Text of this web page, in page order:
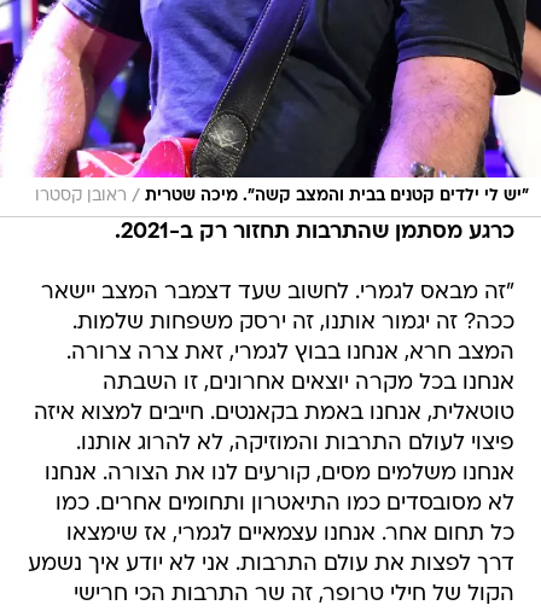
"יש לי ילדים קטנים בבית והמצב קשה". מיכה שטרית / ראובן קסטרו
כרגע מסתמן שהתרבות תחזור רק ב-2021.
"זה מבאס לגמרי. לחשוב שעד דצמבר המצב יישאר
ככה? זה יגמור אותנו, זה ירסק משפחות שלמות.
המצב חרא, אנחנו בבוץ לגמרי, זאת צרה צרורה.
אנחנו בכל מקרה יוצאים אחרונים, זו השבתה
טוטאלית, אנחנו באמת בקאנטים. חייבים למצוא איזה
פיצוי לעולם התרבות והמוזיקה, לא להרוג אותנו.
אנחנו משלמים מסים, קורעים לנו את הצורה. אנחנו
לא מסובסדים כמו התיאטרון ותחומים אחרים. כמו
כל תחום אחר. אנחנו עצמאיים לגמרי, אז שימצאו
דרך לפצות את עולם התרבות. אני לא יודע איך נשמע
הקול של חילי טרופר, זה שר התרבות הכי חרישי